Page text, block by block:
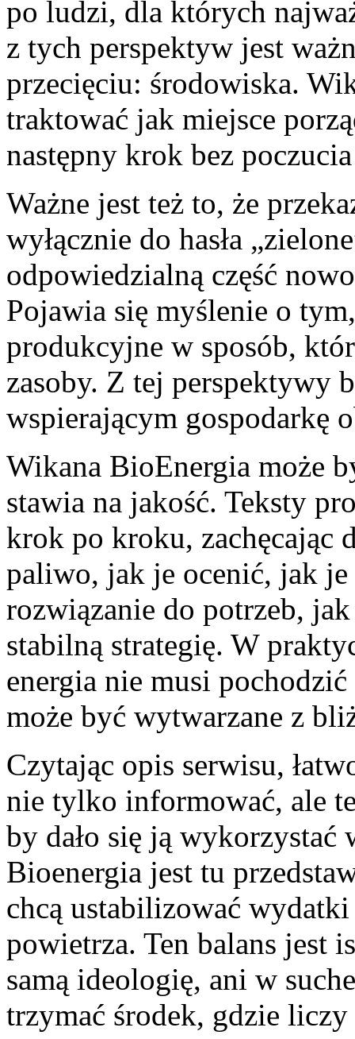
po ludzi, dla których
z tych perspektyw jest
przecięciu: środowiska.
traktować jak miejsce
następny krok bez
Ważne jest też to, że
wyłącznie do hasła
odpowiedzialną część
Pojawia się myślenie o
produkcyjne w sposób,
zasoby. Z tej perspektywy
wspierającym gospodarkę
Wikana BioEnergia może
stawia na jakość. Teksty
krok po kroku, zachęcając
paliwo, jak je ocenić, jak
rozwiązanie do potrzeb,
stabilną strategię. W
energia nie musi pochodzić
może być wytwarzane z
Czytając opis serwisu,
nie tylko informować, ale
by dało się ją wykorzystać
Bioenergia jest tu
chcą ustabilizować
powietrza. Ten balans jest
samą ideologię, ani w
trzymać środek, gdzie